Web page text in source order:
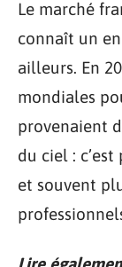
Le marché
connaît un
ailleurs. En
mondiales
provenaient
du ciel :
et souvent
Lire